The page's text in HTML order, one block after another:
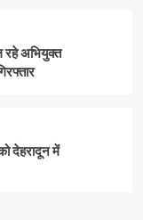
रहे अभियुक्त
देहरादून में